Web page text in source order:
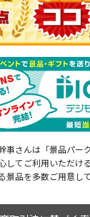
事さんは「景品パー
してご利用いただけ
景品を多数ご用意して